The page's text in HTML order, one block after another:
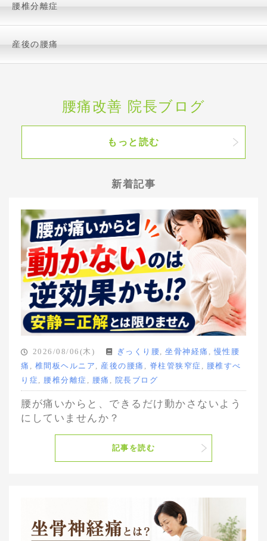
腰椎分離症
産後の腰痛
腰痛改善 院長ブログ
もっと読む
新着記事
2026/08/06(木) ぎっくり腰, 坐骨神経痛 , 慢性腰
痛 , 椎間板ヘルニア , 産後の腰痛 , 脊柱管狭窄症 , 腰椎すべ
り症 , 腰椎分離症 , 腰痛 , 院長ブログ
腰が痛いからと、できるだけ動かさないよう
にしていませんか？
記事を読む